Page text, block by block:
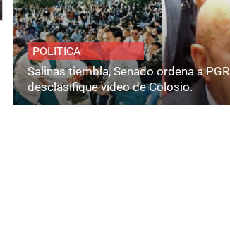
POLITICA
Salinas tiembla, Senado ordena a PGR
desclasifique video de Colosio.